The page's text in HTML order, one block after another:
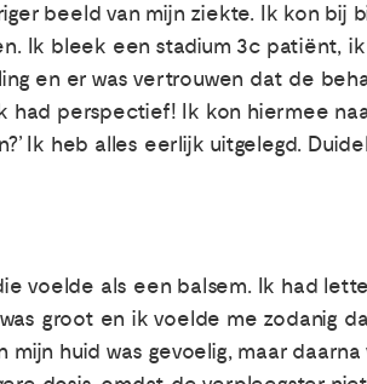
beeld van mijn ziekte. Ik kon bij
Ik bleek een stadium 3c patiënt,
en er was vertrouwen dat de
perspectief! Ik kon hiermee
Ik heb alles eerlijk uitgelegd.
voelde als een balsem. Ik had
groot en ik voelde me zodanig
huid was gevoelig, maar